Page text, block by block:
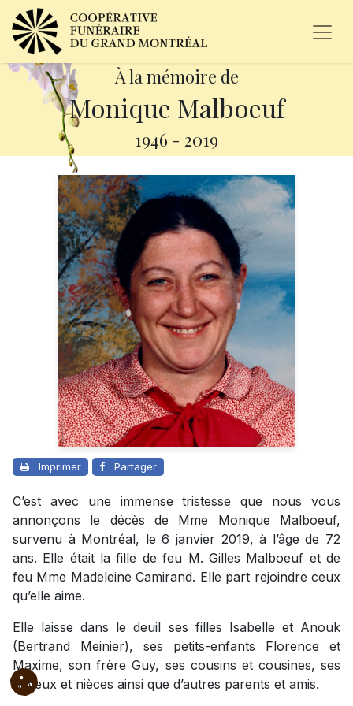
À la mémoire de
Monique Malboeuf
1946 - 2019
Imprimer Partager
C’est avec une immense tristesse que nous vous
annonçons le décès de Mme Monique Malboeuf,
survenu à Montréal, le 6 janvier 2019, à l’âge de 72
ans. Elle était la fille de feu M. Gilles Malboeuf et de
feu Mme Madeleine Camirand. Elle part rejoindre ceux
qu’elle aime.
Elle laisse dans le deuil ses filles Isabelle et Anouk
(Bertrand Meinier), ses petits-enfants Florence et
Maxime, son frère Guy, ses cousins et cousines, ses
neveux et nièces ainsi que d’autres parents et amis.